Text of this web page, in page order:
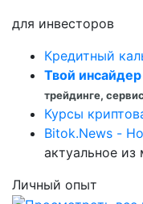
для инвесторов
Кредитный
Твой инсайдер
трейдинге,
Курсы
Bitok.News -
актуальное
Личный опыт